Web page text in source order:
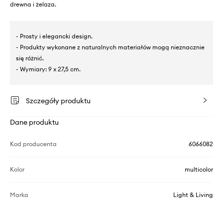
drewna i żelaza.
- Prosty i elegancki design.
- Produkty wykonane z naturalnych materiałów mogą nieznacznie
się różnić.
- Wymiary: 9 x 27,5 cm.
Szczegóły produktu
Dane produktu
Kod producenta 6066082
Kolor multicolor
Marka Light & Living